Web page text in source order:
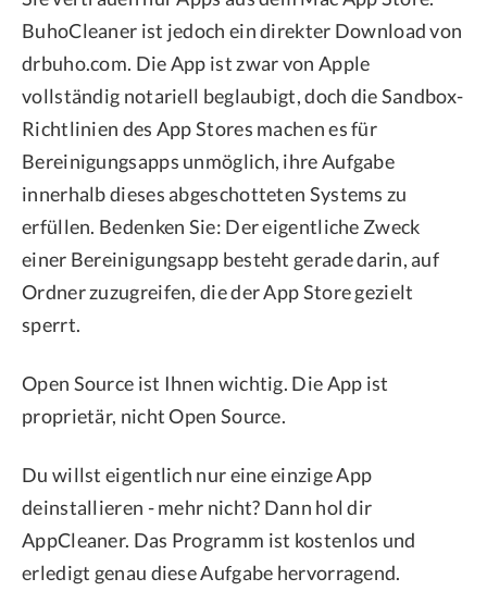
BuhoCleaner ist jedoch ein direkter Download von
drbuho.com. Die App ist zwar von Apple
vollständig notariell beglaubigt, doch die Sandbox-
Richtlinien des App Stores machen es für
Bereinigungsapps unmöglich, ihre Aufgabe
innerhalb dieses abgeschotteten Systems zu
erfüllen. Bedenken Sie: Der eigentliche Zweck
einer Bereinigungsapp besteht gerade darin, auf
Ordner zuzugreifen, die der App Store gezielt
sperrt.
Open Source ist Ihnen wichtig. Die App ist
proprietär, nicht Open Source.
Du willst eigentlich nur eine einzige App
deinstallieren - mehr nicht? Dann hol dir
AppCleaner. Das Programm ist kostenlos und
erledigt genau diese Aufgabe hervorragend.